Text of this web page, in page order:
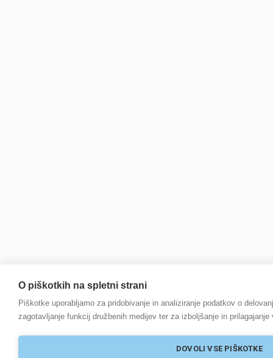
O piškotkih na spletni strani
Piškotke uporabljamo za pridobivanje in analiziranje podatkov o
zagotavljanje funkcij družbenih medijev ter za izboljšanje in prilagajanje
DOVOLI VSE PIŠKOTKE